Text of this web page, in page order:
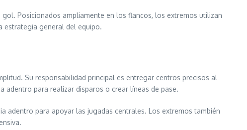
Posicionados ampliamente en los flancos, los extremos utilizan
estrategia general del equipo.
Su responsabilidad principal es entregar centros precisos al
adentro para realizar disparos o crear líneas de pase.
adentro para apoyar las jugadas centrales. Los extremos también